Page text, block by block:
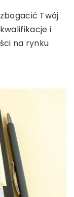
Twój
i
na rynku